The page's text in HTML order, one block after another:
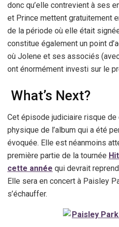
donc qu’elle contrevient à ses
et Prince mettent gratuitement
de la période où elle était
constitue également un point
où Jolene et ses associés
ont énormément investi sur le
What’s Next?
Cet épisode judiciaire risque
physique de l’album qui a été
évoquée. Elle est néanmoins
première partie de la tournée
cette année qui devrait
Elle sera en concert à Paisley
s’échauffer.